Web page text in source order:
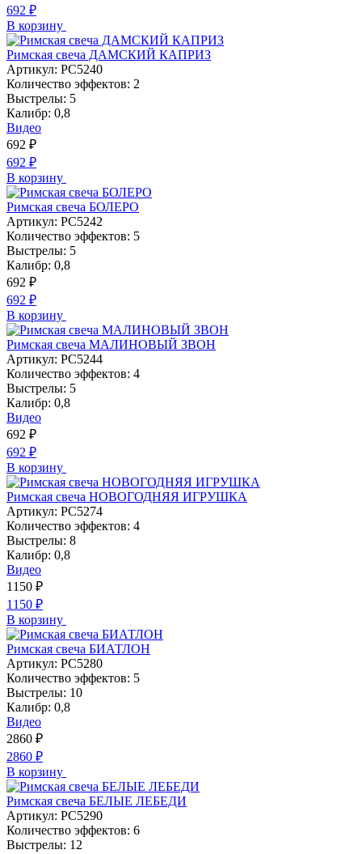
692 ₽
В корзину
Римская свеча ДАМСКИЙ КАПРИЗ
Артикул: РС5240
Количество эффектов: 2
Выстрелы: 5
Калибр: 0,8
Видео
692 ₽
692 ₽
В корзину
Римская свеча БОЛЕРО
Артикул: РС5242
Количество эффектов: 5
Выстрелы: 5
Калибр: 0,8
692 ₽
692 ₽
В корзину
Римская свеча МАЛИНОВЫЙ ЗВОН
Артикул: РС5244
Количество эффектов: 4
Выстрелы: 5
Калибр: 0,8
Видео
692 ₽
692 ₽
В корзину
Римская свеча НОВОГОДНЯЯ ИГРУШКА
Артикул: РС5274
Количество эффектов: 4
Выстрелы: 8
Калибр: 0,8
Видео
1150 ₽
1150 ₽
В корзину
Римская свеча БИАТЛОН
Артикул: РС5280
Количество эффектов: 5
Выстрелы: 10
Калибр: 0,8
Видео
2860 ₽
2860 ₽
В корзину
Римская свеча БЕЛЫЕ ЛЕБЕДИ
Артикул: РС5290
Количество эффектов: 6
Выстрелы: 12